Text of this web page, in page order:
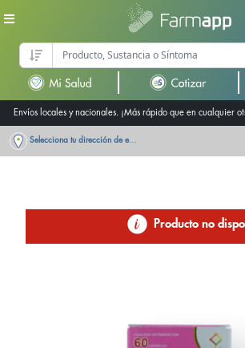
Envíos locales y nacionales. ¡Más rápido que en cualquier
Selecciona tu dirección de entrega
Producto no